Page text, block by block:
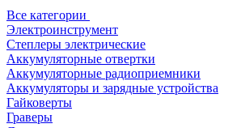
Все категории
Электроинструмент
Степлеры электрические
Аккумуляторные отвертки
Аккумуляторные радиоприемники
Аккумуляторы и зарядные устройства
Гайковерты
Граверы